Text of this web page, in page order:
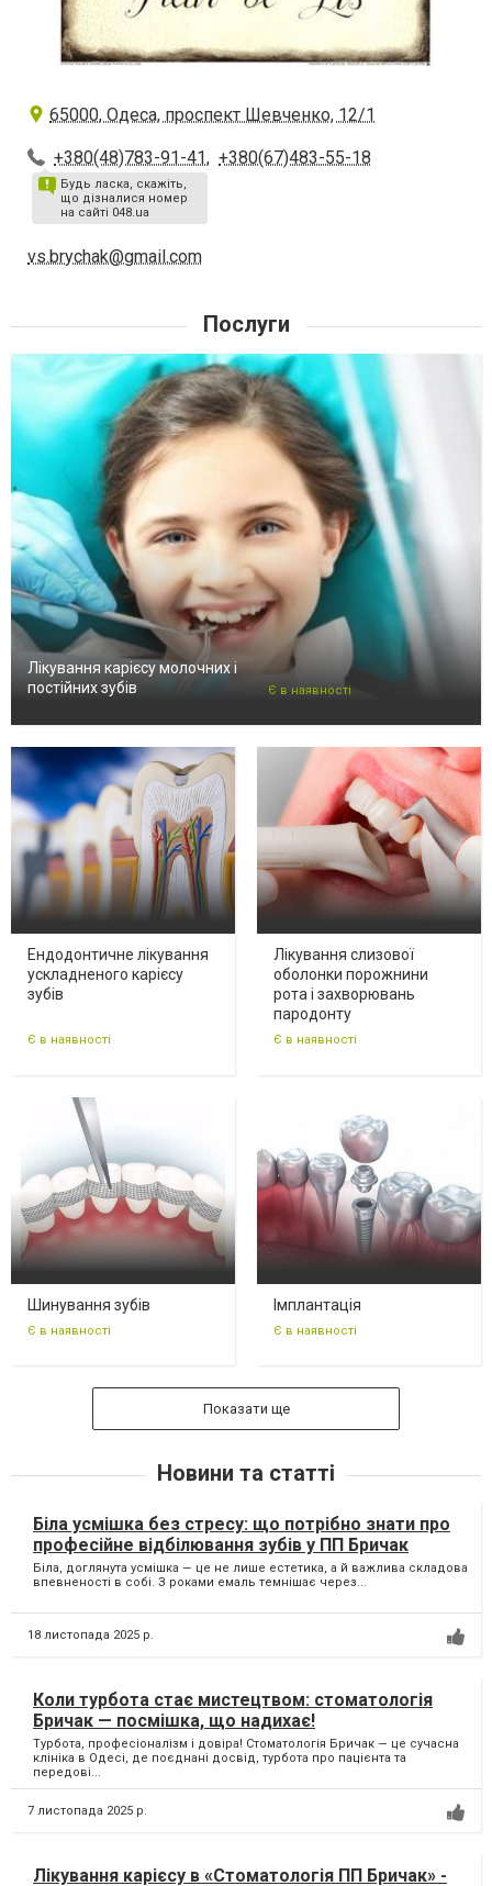
65000, Одеса, проспект Шевченко, 12/1
+380(48)783-91-41, +380(67)483-55-18
Будь ласка, скажіть,
що дізналися номер
на сайті 048.ua
vs.brychak@gmail.com
Послуги
Лікування карієсу молочних і
постійних зубів
Є в наявності
Ендодонтичне лікування
ускладненого карієсу
зубів
Є в наявності
Лікування слизової
оболонки порожнини
рота і захворювань
пародонту
Є в наявності
Шинування зубів
Є в наявності
Імплантація
Є в наявності
Показати ще
Новини та статті
Біла усмішка без стресу: що потрібно знати про
професійне відбілювання зубів у ПП Бричак
Біла, доглянута усмішка — це не лише естетика, а й важлива складова
впевненості в собі. З роками емаль темнішає через...
18 листопада 2025 р.
Коли турбота стає мистецтвом: стоматологія
Бричак — посмішка, що надихає!
Турбота, професіоналізм і довіра! Стоматологія Бричак — це сучасна
клініка в Одесі, де поєднані досвід, турбота про пацієнта та
передові...
7 листопада 2025 р.
Лікування карієсу в «Стоматологія ПП Бричак» -